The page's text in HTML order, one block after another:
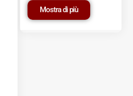
Mostra di più